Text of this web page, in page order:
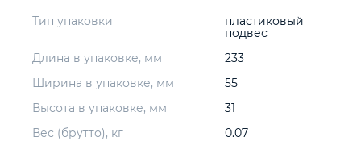
Тип упаковки
пластиковый
подвес
Длина в упаковке, мм
233
Ширина в упаковке, мм
55
Высота в упаковке, мм
31
Вес (брутто), кг
0.07